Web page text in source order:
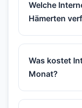
Welche
Hämerten
Was kostet
Monat?